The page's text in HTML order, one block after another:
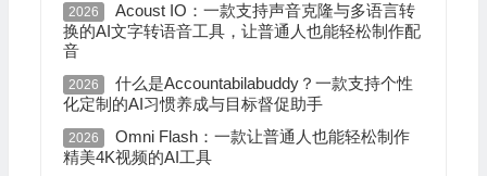
2026
Acoust IO：一款支持声音克隆与多语言转
换的AI文字转语音工具，让普通人也能轻松制作配
音
2026
什么是Accountabilabuddy？一款支持个性
化定制的AI习惯养成与目标督促助手
2026
Omni Flash：一款让普通人也能轻松制作
精美4K视频的AI工具